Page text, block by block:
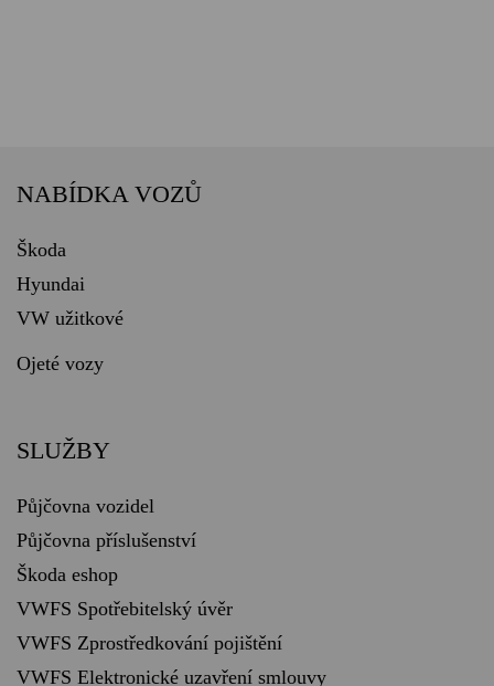
NABÍDKA VOZŮ
Škoda
Hyundai
VW užitkové
Ojeté vozy
SLUŽBY
Půjčovna vozidel
Půjčovna příslušenství
Škoda eshop
VWFS Spotřebitelský úvěr
VWFS Zprostředkování pojištění
VWFS Elektronické uzavření smlouvy